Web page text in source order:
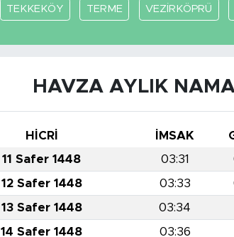
TEKKEKÖY TERME VEZİRKÖPRÜ
HAVZA AYLIK
HİCRİ İMSAK
11 Safer 1448 03:31
12 Safer 1448 03:33
13 Safer 1448 03:34
14 Safer 1448 03:36